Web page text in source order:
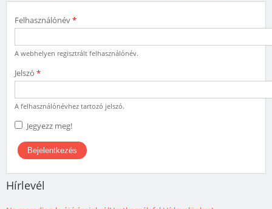
Felhasználónév*
A webhelyen regisztrált felhasználónév.
Jelszó *
A felhasználónévhez tartozó jelszó.
Jegyezz meg!
Hírlevél